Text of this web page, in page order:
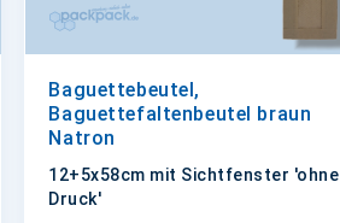
Baguettebeutel,
Baguettefaltenbeutel braun
Natron
12+5x58cm mit Sichtfenster 'ohne
Druck'